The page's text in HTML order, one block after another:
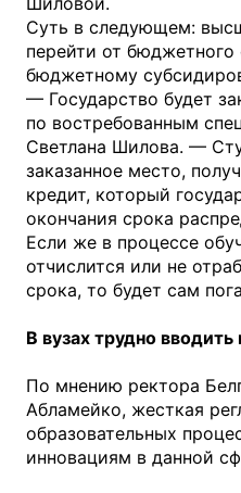
Суть в следующем:
перейти от бюджетного
бюджетному
— Государство будет
по востребованным
Светлана Шилова. —
заказанное место,
кредит, который
окончания срока
Если же в процессе
отчислится или не
срока, то будет сам
В вузах трудно
По мнению ректора
Абламейко, жесткая
образовательных
инновациям в данной